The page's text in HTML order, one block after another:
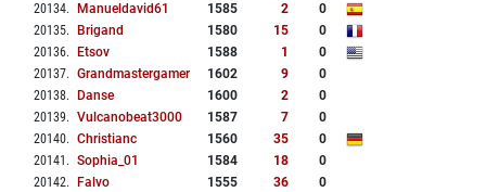
20134. Manueldavid61 1585 2
0
20135. Brigand 1580 15
0
20136. Etsov 1588 1
0
20137. Grandmastergamer 1602 9
0
20138. Danse 1600 2
0
20139. Vulcanobeat3000 1587 7
0
20140. Christianc 1560 35
0
20141 . Sophia_01 1584 18
0
20142. Falvo 1555 36
0